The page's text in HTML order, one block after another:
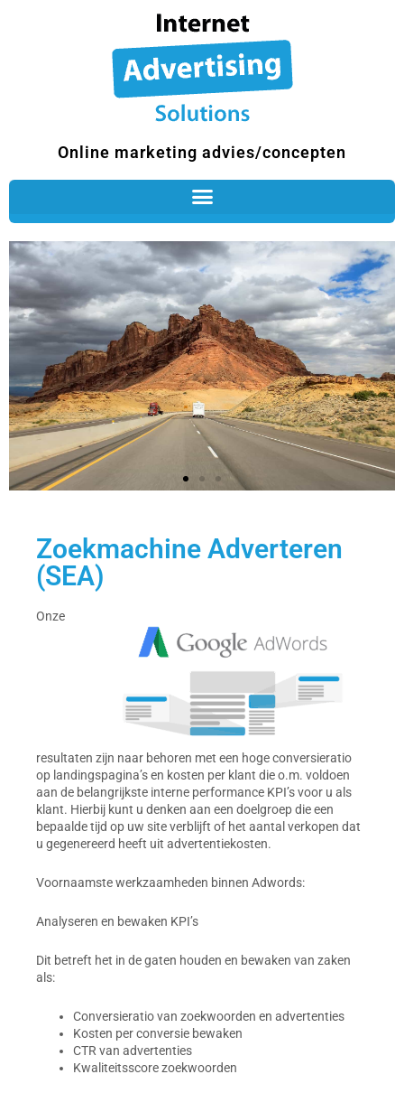
Online marketing advies/concepten
Zoekmachine Adverteren
(SEA)
Onze
resultaten zijn naar behoren met een hoge conversieratio
op landingspagina’s en kosten per klant die o.m. voldoen
aan de belangrijkste interne performance KPI’s voor u als
klant. Hierbij kunt u denken aan een doelgroep die een
bepaalde tijd op uw site verblijft of het aantal verkopen dat
u gegenereerd heeft uit advertentiekosten.
Voornaamste werkzaamheden binnen Adwords:
Analyseren en bewaken KPI’s
Dit betreft het in de gaten houden en bewaken van zaken
als:
Conversieratio van zoekwoorden en advertenties
Kosten per conversie bewaken
CTR van advertenties
Kwaliteitsscore zoekwoorden